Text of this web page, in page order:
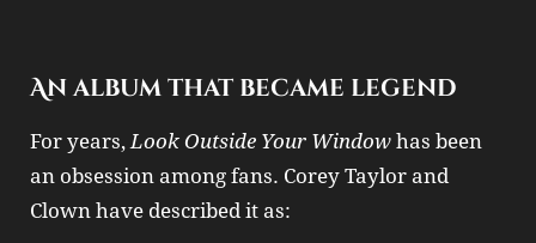
An album that became legend
For years, Look Outside Your Window has been
an obsession among fans. Corey Taylor and
Clown have described it as: